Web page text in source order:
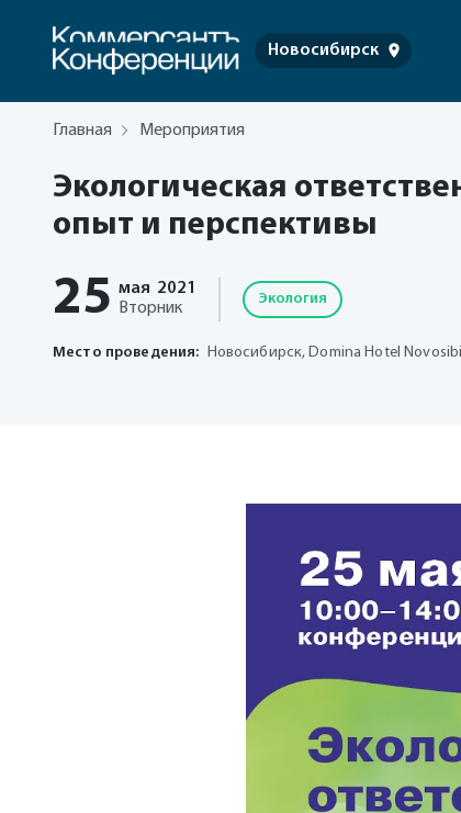
Новосибирск
Главная Мероприятия
Экологическая
опыт и перспективы
25 мая 2021
Вторник
Экология
Место проведения: Новосибирск, Domina Hotel